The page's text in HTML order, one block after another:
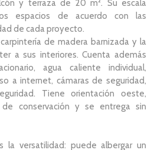
y terraza de 20 m². Su escala
espacios de acuerdo con las
de cada proyecto.
de madera barnizada y la
a sus interiores. Cuenta además
agua caliente individual,
a internet, cámaras de seguridad,
Tiene orientación oeste,
conservación y se entrega sin
la versatilidad: puede albergar un